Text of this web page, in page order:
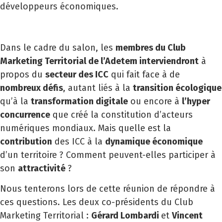
développeurs économiques.
Dans le cadre du salon, les membres du Club
Marketing Territorial de l’Adetem interviendront à
propos du secteur des ICC qui fait face à de
nombreux défis, autant liés à la transition écologique
qu’à la transformation digitale ou encore à l’hyper
concurrence que créé la constitution d’acteurs
numériques mondiaux. Mais quelle est la
contribution des ICC à la dynamique économique
d’un territoire ? Comment peuvent-elles participer à
son attractivité ?
Nous tenterons lors de cette réunion de répondre à
ces questions. Les deux co-présidents du Club
Marketing Territorial : Gérard Lombardi et Vincent